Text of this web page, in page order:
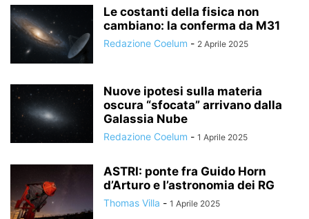
Le costanti della fisica non
cambiano: la conferma da M31
Redazione Coelum - 2 Aprile 2025
Nuove ipotesi sulla materia
oscura “sfocata” arrivano dalla
Galassia Nube
Redazione Coelum - 1 Aprile 2025
ASTRI: ponte fra Guido Horn
d’Arturo e l’astronomia dei RG
Thomas Villa - 1 Aprile 2025